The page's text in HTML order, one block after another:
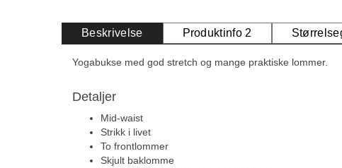
Beskrivelse Produktinfo 2
Yogabukse med god stretch og mange praktiske lommer.
Detaljer
Mid-waist
Strikk i livet
To frontlommer
Skjult baklomme